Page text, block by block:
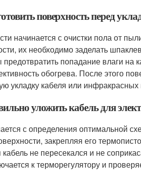
поверхность перед
начинается с очистки пола от
их необходимо заделать
попадание влаги на
обогрева. После этого
укладку кабеля или инфракрасных
уложить кабель для
с определения оптимальной
закрепляя его
кабель не пересекался и не
к терморегулятору и